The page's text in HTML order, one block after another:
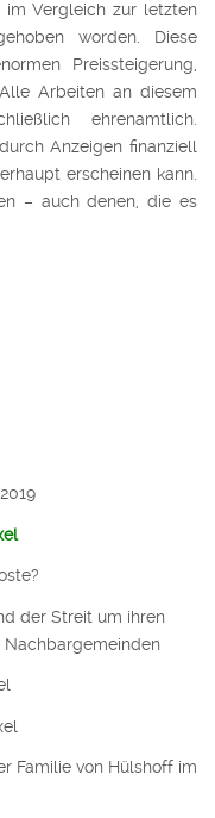
im Vergleich zur letzten
worden. Diese
Preissteigerung,
Arbeiten an diesem
ehrenamtlich.
Anzeigen finanziell
erscheinen kann.
– auch denen, die es
der Streit um ihren
Nachbargemeinden
Familie von Hülshoff im